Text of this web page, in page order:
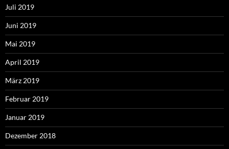
Juli 2019
Juni 2019
Mai 2019
April 2019
März 2019
Februar 2019
Januar 2019
Dezember 2018